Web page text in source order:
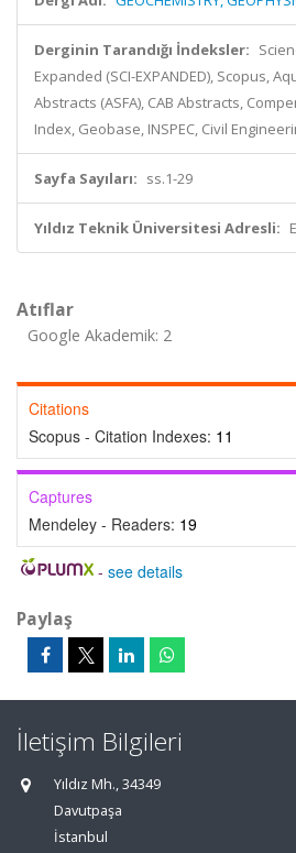
Derginin Tarandığı İndeksler:
Expanded (SCI-EXPANDED), Scopus,
Abstracts (ASFA), CAB Abstracts,
Index, Geobase, INSPEC, Civil
Sayfa Sayıları: ss.1-29
Yıldız Teknik Üniversitesi Adresli:
Atıflar
Google Akademik: 2
Citations
Scopus - Citation Indexes: 11
Captures
Mendeley - Readers: 19
- see details
Paylaş
İletişim Bilgileri
Yıldız Mh., 34349
Davutpaşa
İstanbul